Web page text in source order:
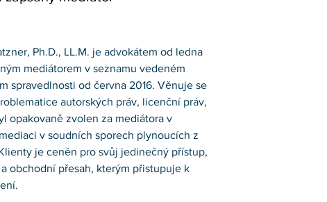
Ph.D., LL.M. je advokátem od ledna
mediátorem v seznamu vedeném
spravedlnosti od června 2016. Věnuje se
autorských práv, licenční práv,
opakovaně zvolen za mediátora v
v soudních sporech plynoucích z
je ceněn pro svůj jedinečný přístup,
obchodní přesah, kterým přistupuje k